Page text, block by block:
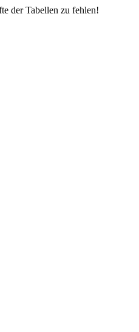
der Tabellen zu fehlen!